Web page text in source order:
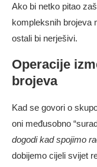
Ako bi netko pitao
kompleksnih brojeva
ostali bi nerješivi.
Operacije
brojeva
Kad se govori o
oni međusobno
dogodi kad spojimo
dobijemo cijeli svijet